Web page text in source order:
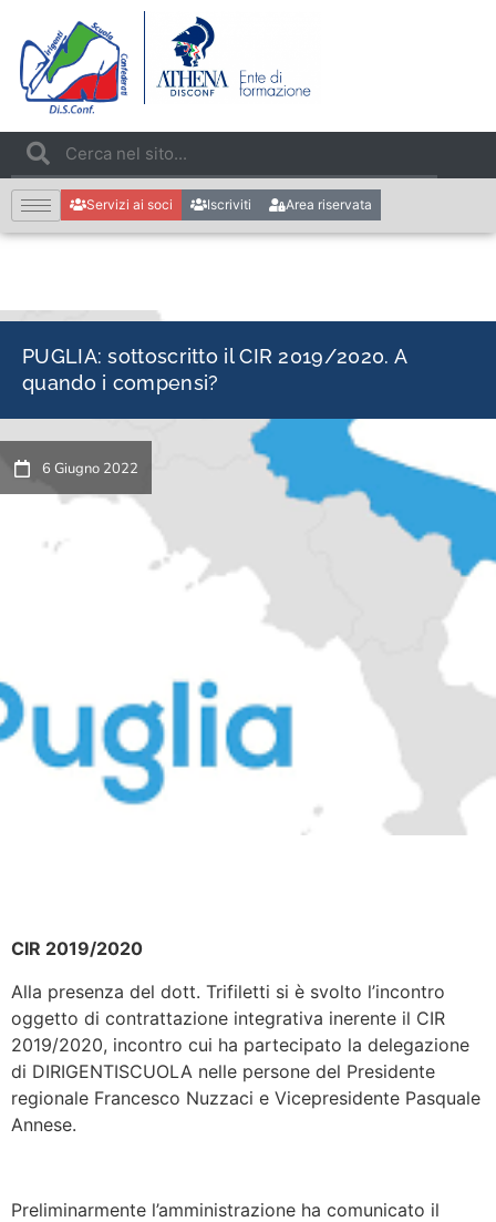
Servizi ai soci Iscriviti Area riservata
PUGLIA: sottoscritto il CIR 2019/2020. A
quando i compensi?
6 Giugno 2022
CIR 2019/2020
Alla presenza del dott. Trifiletti si è svolto l’incontro
oggetto di contrattazione integrativa inerente il CIR
2019/2020, incontro cui ha partecipato la delegazione
di DIRIGENTISCUOLA nelle persone del Presidente
regionale Francesco Nuzzaci e Vicepresidente Pasquale
Annese.
Preliminarmente l’amministrazione ha comunicato il